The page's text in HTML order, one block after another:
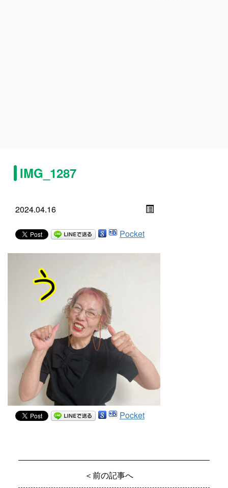
IMG_1287
2024.04.16
Pocket
Pocket
＜前の記事へ